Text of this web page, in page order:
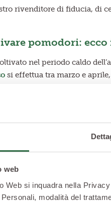
web
Web si inquadra nella
modalità del
rivenditore di fiducia, di
pomodori:
nel periodo caldo
si effettua tra marzo e
a dare frutto tra maggio e